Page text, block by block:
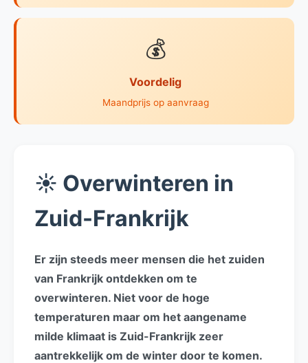
💰
Voordelig
Maandprijs op aanvraag
☀️ Overwinteren in
Zuid-Frankrijk
Er zijn steeds meer mensen die het zuiden
van Frankrijk ontdekken om te
overwinteren. Niet voor de hoge
temperaturen maar om het aangename
milde klimaat is Zuid-Frankrijk zeer
aantrekkelijk om de winter door te komen.